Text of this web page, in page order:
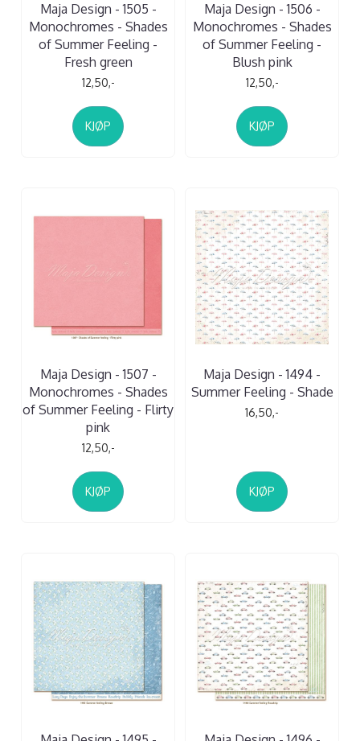
Maja Design - 1505 -
Monochromes - Shades
of Summer Feeling -
Fresh green
12,50,-
KJØP
Maja Design - 1506 -
Monochromes - Shades
of Summer Feeling -
Blush pink
12,50,-
KJØP
Maja Design - 1507 -
Monochromes - Shades
of Summer Feeling - Flirty
pink
12,50,-
KJØP
Maja Design - 1494 -
Summer Feeling - Shade
16,50,-
KJØP